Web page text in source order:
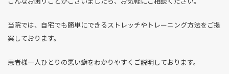
当院では、自宅でも簡単にできるストレッチやトレーニング方法をご提
案しております。
患者様一人ひとりの悪い癖をわかりやすくご説明しております。